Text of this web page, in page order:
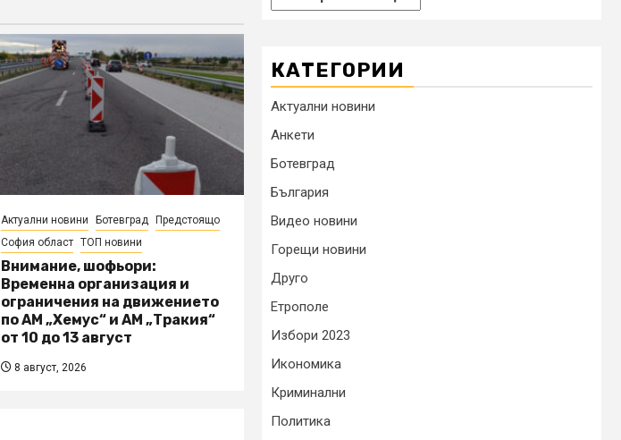
Актуални новини Ботевград
Предстоящо
София област ТОП новини
Внимание, шофьори:
Временна организация и
ограничения на движението
по АМ „Хемус“ и АМ „Тракия“
от 10 до 13 август
8 август, 2026
КАТЕГОРИИ
Актуални новини
Анкети
Ботевград
България
Видео новини
Горещи новини
Друго
Етрополе
Избори 2023
Икономика
Криминални
Политика